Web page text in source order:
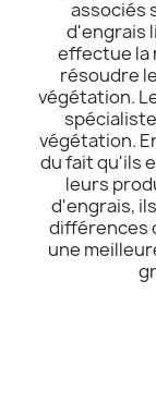
associés
d'engrais
effectue la
résoudre
végétation.
végétation.
du fait qu'ils
leurs
d'engrais,
différences
une